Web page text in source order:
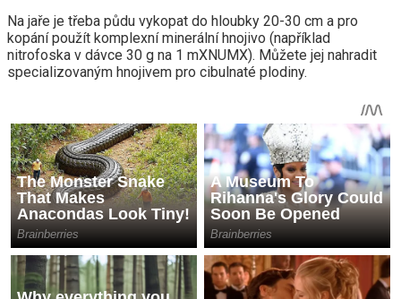
Na jaře je třeba půdu vykopat do hloubky 20-30 cm a pro
kopání použít komplexní minerální hnojivo (například
nitrofoska v dávce 30 g na 1 mXNUMX). Můžete jej nahradit
specializovaným hnojivem pro cibulnaté plodiny.